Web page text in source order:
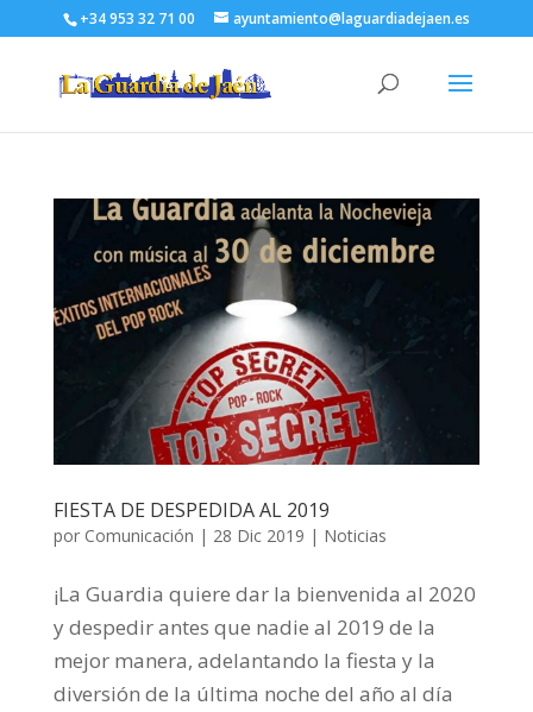
+34 953 32 71 00 ayuntamiento@laguardiadejaen.es
FIESTA DE DESPEDIDA AL 2019
por Comunicación | 28 Dic 2019 | Noticias
¡La Guardia quiere dar la bienvenida al 2020
y despedir antes que nadie al 2019 de la
mejor manera, adelantando la fiesta y la
diversión de la última noche del año al día